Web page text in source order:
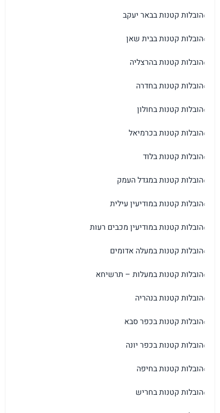
›הובלות קטנות בבאר יעקב
›הובלות קטנות בבית שאן
›הובלות קטנות בהרצליה
›הובלות קטנות בחדרה
›הובלות קטנות בחולון
›הובלות קטנות בכרמיאל
›הובלות קטנות בלוד
›הובלות קטנות במגדל העמק
›הובלות קטנות במודיעין עילית
›הובלות קטנות במודיעין מכבים רעות
›הובלות קטנות במעלה אדומים
›הובלות קטנות במעלות – תרשיחא
›הובלות קטנות בנהריה
›הובלות קטנות בכפר סבא
›הובלות קטנות בכפר יונה
›הובלות קטנות בחיפה
›הובלות קטנות בחריש